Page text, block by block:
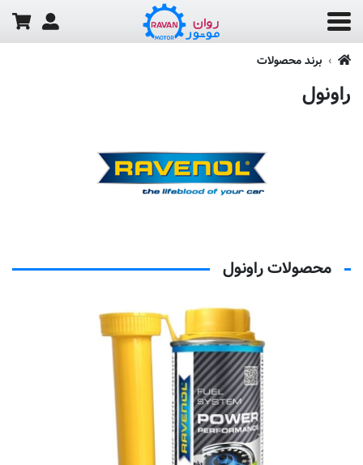
برند محصولات
راونول
محصولات راونول